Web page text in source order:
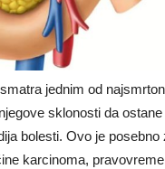
jednim od
sklonosti da
bolesti. Ovo je posebno
karcinoma,